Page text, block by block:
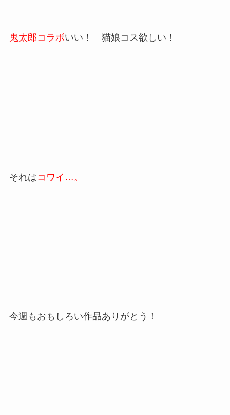
鬼太郎コラボいい！ 猫娘コス欲しい！
それはコワイ…。
今週もおもしろい作品ありがとう！